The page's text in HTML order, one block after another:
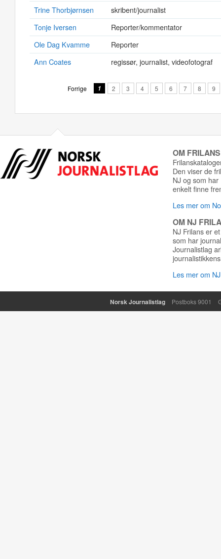
Trine Thorbjørnsen
skribent/journalist
Tonje Iversen
Reporter/kommentator
Ole Dag Kvamme
Reporter
Ann Coates
regissør, journalist, videofotograf
Forrige 1 2 3 4 5 6 7 8 9
OM
Den viser de
NJ og som
enkelt finne
Les mer om
OM NJ
NJ Frilans er
som har
Journalistlag
Les mer om
Norsk Journalistlag Postboks 9001